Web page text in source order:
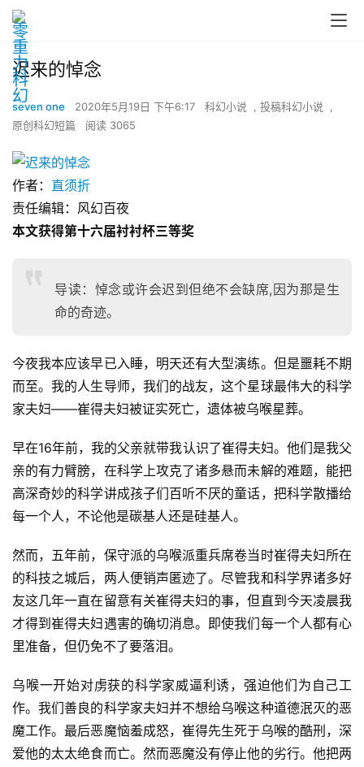
迟来的悼念
seven one 2020年5月19日 下午6:17 科幻小说 , 投稿科幻小说
,
原创科幻短篇
阅读 3065
作者： 直须折
责任编辑：风幻百夜
本文获得第十六届衬衬杯三等奖
导读：悼念或许会迟到但绝不会缺席,因为那是生
命的奇迹。
今夜我本应该早已入睡，明天还有大型演练。但是噩耗不期
而至。我的人生导师，我们的战友，这个星球最伟大的科学
家夫妇——崔得夫妇被证实死亡，遗体被乌喉星葬。
早在16年前，我的父亲就带我认识了崔得夫妇。他们是我父
亲的有力臂膀，在科学上攻克了诸多悬而未解的难题，能把
高深奇妙的科学讲成孩子们百听不厌的童话，把科学散播给
每一个人，不论他是碳基人还是硅基人。
然而，五年前，保守派的乌喉派重兵席卷当时崔得夫妇所在
的科技之城后，两人便销声匿迹了。尽管我和科学界诸多好
友这几年一直在留意有关崔得夫妇的事，但直到今天凌晨我
才得到崔得夫妇遇害的确切消息。即使我们每一个人都有心
里准备，但仍免不了要落泪。
乌喉一开始对虏获的科学家威逼利诱，强迫他们为自己工
作。我们善良的科学家夫妇并不想给乌喉这种道德泯灭的恶
魔工作。最后恶魔恼羞成怒，崔得先生死于乌喉的酷刑，深
爱他的太太绝食而亡。然而恶魔没有停止他的劣行。他把两